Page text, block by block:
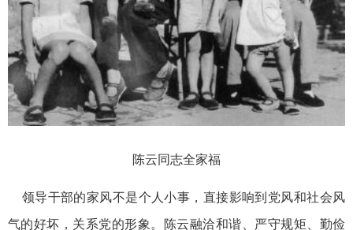
陈云同志全家福
领导干部的家风不是个人小事，直接影响到党风和社会风
气的好坏，关系党的形象。陈云融洽和谐、严守规矩、勤俭